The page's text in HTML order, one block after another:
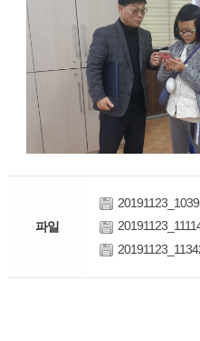
파일